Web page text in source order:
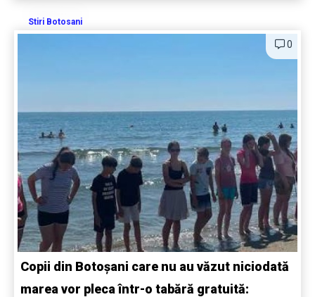
Stiri Botosani
0
Copii din Botoșani care nu au văzut niciodată
marea vor pleca într-o tabără gratuită: